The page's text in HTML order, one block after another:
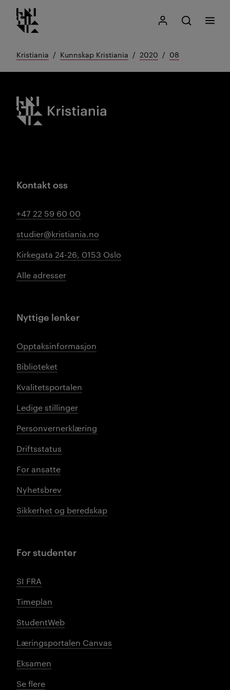
Gå
til
Kristiania logo
Mitt Kristiania
Åpne søk
Søk
Meny
Kristiania Kunnskap Kristiania 2020 08
Kristiania logo
Kontakt oss
+47 22 59 60 00
studier@kristiania.no
Kirkegata 24-26, 0153 Oslo
Alle adresser
Nyttige lenker
Opptaksinformasjon
Biblioteket
Kvalitetsportalen
Ledige stillinger
Personvernerklæring
Driftsstatus
For ansatte
Nyhetsbrev
Sikkerhet og beredskap
For studenter
SI FRA
Timeplan
StudentWeb
Læringsportalen Canvas
Eksamen
Se flere